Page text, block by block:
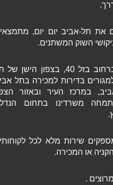
את תל-אביב יום יום, מתמצאים
השוק המשתנים.
המשרד ממוקם משנת 2009 ברחוב בזל 40, בצפון הישן של תל
בדירות למכירה בתל אביב
במרכז העיר ובאזור הצפון
משרדינו בתחום הנדל"ן
שירות מלא לכל לקוחותינו
או המכירה.
.